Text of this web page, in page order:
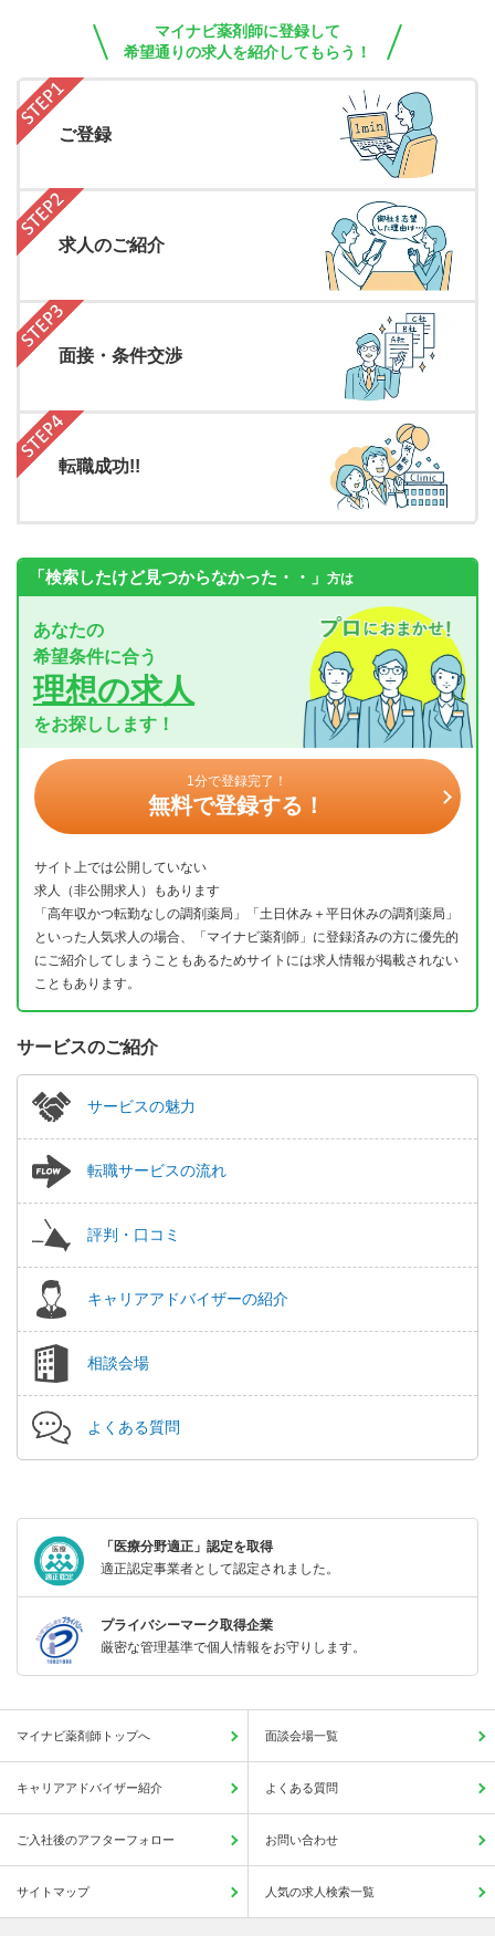
マイナビ薬剤師に登録して
希望通りの求人を紹介してもらう！
ご登録
求人のご紹介
面接・条件交渉
転職成功!!
「検索したけど見つからなかった・・」 方は
あなたの
希望条件に合う
理想の求人
をお探しします！
1分で登録完了！
無料で登録する！
サイト上では公開していない
求人（非公開求人）もあります
「高年収かつ転勤なしの調剤薬局」「土日休み＋平日休みの調剤薬局」
といった人気求人の場合、「マイナビ薬剤師」に登録済みの方に優先的
にご紹介してしまうこともあるためサイトには求人情報が掲載されない
こともあります。
サービスのご紹介
サービスの魅力
転職サービスの流れ
評判・口コミ
キャリアアドバイザーの紹介
相談会場
よくある質問
「医療分野適正」認定を取得
適正認定事業者として認定されました。
プライバシーマーク取得企業
厳密な管理基準で個人情報をお守りします。
マイナビ薬剤師トップへ 面談会場一覧
キャリアアドバイザー紹介 よくある質問
ご入社後のアフターフォロー お問い合わせ
サイトマップ 人気の求人検索一覧